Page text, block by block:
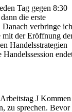
Tag gegen 8:30
die erste
Danach verbringe ich
mit der Eröffnung
Handelsstrategien
J Kommen
zu sprechen. Bevor